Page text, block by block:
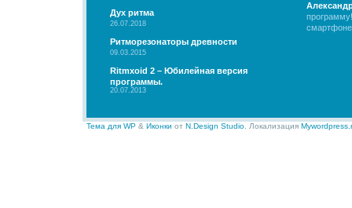
Дух ритма
26.07.2018
Ритморезонаторы древности
09.03.2015
Ritmxoid 2 – Юбилейная версия
программы.
20.07.2013
Тема для WP & Иконки от N.Design Studio . Локализация